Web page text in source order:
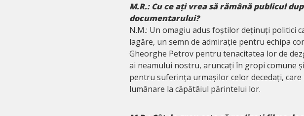
M.R.: Cu ce ați vrea să rămână publicul
documentarului?
N.M.: Un omagiu adus foștilor deținuți politici
lagăre, un semn de admirație pentru echipa
Gheorghe Petrov pentru tenacitatea lor de
ai neamului nostru, aruncați în gropi comune
pentru suferința urmașilor celor decedați,
lumânare la căpătâiul părintelui lor.